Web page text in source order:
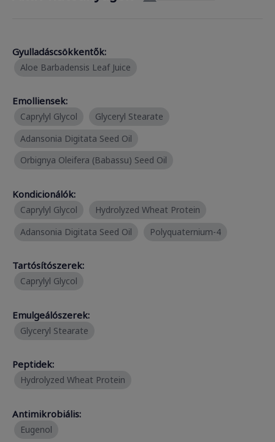
Gyulladáscsökkentők:
Aloe Barbadensis Leaf Juice
Emolliensek:
Caprylyl Glycol
Glyceryl Stearate
Adansonia Digitata Seed Oil
Orbignya Oleifera (Babassu) Seed Oil
Kondicionálók:
Caprylyl Glycol
Hydrolyzed Wheat Protein
Adansonia Digitata Seed Oil
Polyquaternium-4
Tartósítószerek:
Caprylyl Glycol
Emulgeálószerek:
Glyceryl Stearate
Peptidek:
Hydrolyzed Wheat Protein
Antimikrobiális:
Eugenol